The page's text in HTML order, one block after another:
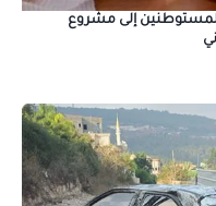
إلى مشروع